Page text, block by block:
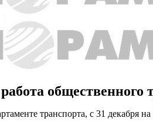
общественного
транспорта, с 31 декабря